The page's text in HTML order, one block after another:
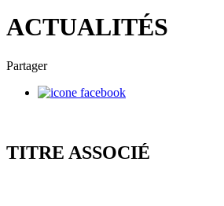
ACTUALITÉS
Partager
TITRE ASSOCIÉ